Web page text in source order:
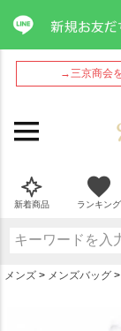
→三京商会
新着商品 ランキング
メンズ メンズバッグ